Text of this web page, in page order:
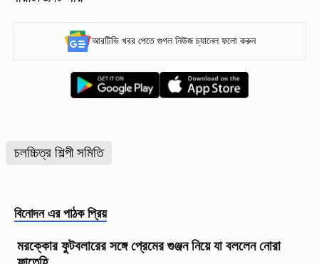
আরটিভি খবর পেতে গুগল নিউজ চ্যানেল ফলো করুন
চলচ্চিত্র শিল্পী সমিতি
বিনোদন এর পাঠক প্রিয়
মরক্কোর ফুটবলারের সঙ্গে প্রেমের গুঞ্জন নিয়ে যা বললেন নোরা